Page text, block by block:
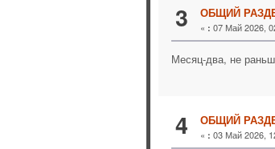
3 ОБЩИЙ
« : 07 Май 2026,
Месяц-два, не
4 ОБЩИЙ
« : 03 Май 2026,